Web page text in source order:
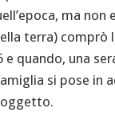
ma non
terra) comprò
e quando, una
si pose in